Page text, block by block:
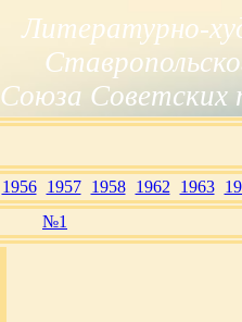
Литературно-
Союза Советских
1956 1957 1958 1962 1963
№1